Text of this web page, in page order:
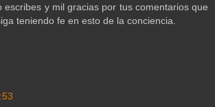
escribes y mil gracias por tus comentarios que
teniendo fe en esto de la conciencia.